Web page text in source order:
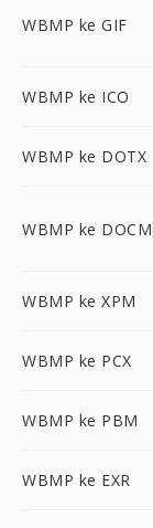
WBMP ke GIF
WBMP ke ICO
WBMP ke DOTX
WBMP ke DOCM
WBMP ke XPM
WBMP ke PCX
WBMP ke PBM
WBMP ke EXR